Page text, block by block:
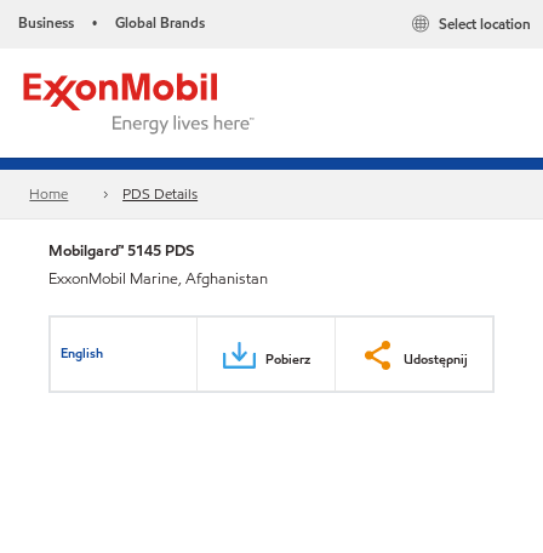
Business • Global Brands Select location
Home PDS Details
Mobilgard™ 5145 PDS
ExxonMobil Marine, Afghanistan
English Pobierz Udostępnij